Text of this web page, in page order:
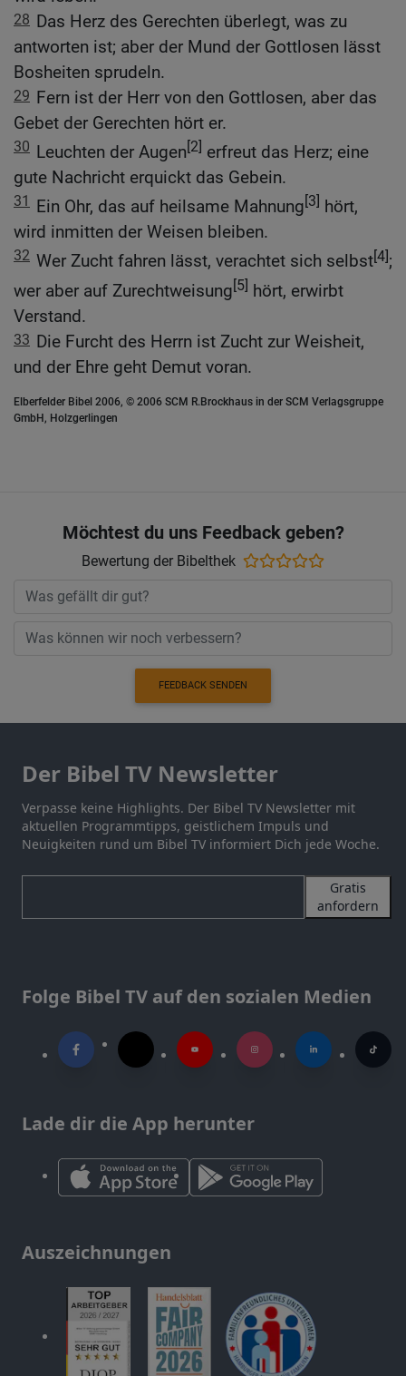
28 Das Herz des Gerechten überlegt, was zu
antworten ist; aber der Mund der Gottlosen lässt
Bosheiten sprudeln.
29 Fern ist der Herr von den Gottlosen, aber das
Gebet der Gerechten hört er.
30 Leuchten der Augen[2] erfreut das Herz; eine
gute Nachricht erquickt das Gebein.
31 Ein Ohr, das auf heilsame Mahnung[3] hört,
wird inmitten der Weisen bleiben.
32 Wer Zucht fahren lässt, verachtet sich selbst[4];
wer aber auf Zurechtweisung[5] hört, erwirbt
Verstand.
33 Die Furcht des Herrn ist Zucht zur Weisheit,
und der Ehre geht Demut voran.
Elberfelder Bibel 2006, © 2006 SCM R.Brockhaus in der SCM Verlagsgruppe
GmbH, Holzgerlingen
Möchtest du uns Feedback geben?
Bewertung der Bibelthek
FEEDBACK SENDEN
Der Bibel TV Newsletter
Verpasse keine Highlights. Der Bibel TV Newsletter mit
aktuellen Programmtipps, geistlichem Impuls und
Neuigkeiten rund um Bibel TV informiert Dich jede Woche.
Gratis
anfordern
Folge Bibel TV auf den sozialen Medien
Lade dir die App herunter
Auszeichnungen